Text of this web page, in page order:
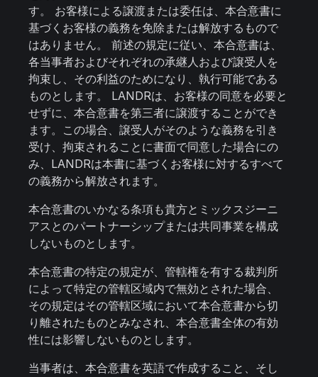
す。 お客様による譲渡または委任は、本合意書に
基づくお客様の義務を免除または解放するもので
はありません。 前述の規定に従い、本合意書は、
各当事者およびそれぞれの承継人および譲受人を
拘束し、その利益のためになり、執行可能である
ものとします。 LANDRは、お客様の同意を必要と
せずに、本合意書を第三者に譲渡することができ
ます。この場合、譲受人がそのような義務を引き
受け、拘束されることに書面で同意した場合にの
み、LANDRは本書に基づくお客様に対するすべて
の義務から解放されます。
本合意書のいかなる条項も貴方とミックスジーニ
アスとのパートナーシップまたは共同事業を構成
しないものとします。
本合意書の特定の規定が、管轄権を有する裁判所
によって特定の管轄区域内で無効とされた場合、
その規定はその管轄区域において本合意書から切
り離されたものとみなされ、本合意書全体の有効
性には影響しないものとします。
当事者は、本合意書を英語で作成すること、そし